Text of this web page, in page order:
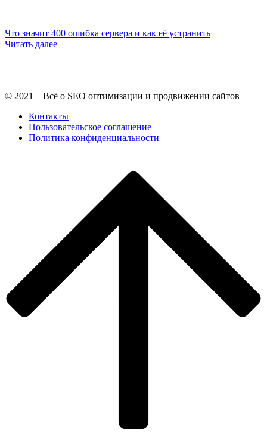
Что значит 400 ошибка сервера и как её устранить
Читать далее
© 2021 – Всё о SEO оптимизации и продвижении сайтов
Контакты
Пользовательское соглашение
Политика конфиденциальности